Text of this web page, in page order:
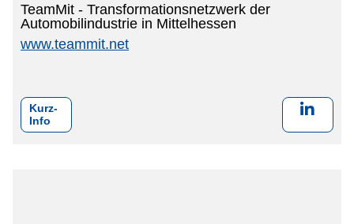
TeamMit - Transformationsnetzwerk der
Automobilindustrie in Mittelhessen
www.teammit.net
Kurz-
Info